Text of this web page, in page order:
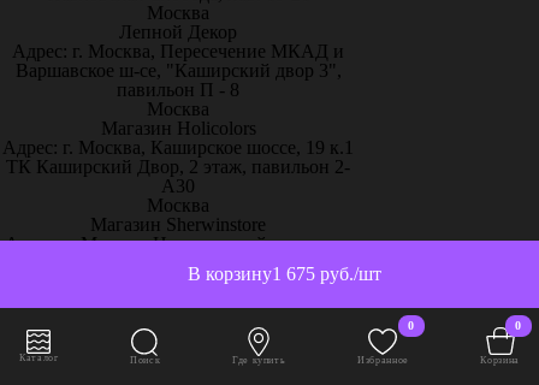
1 675 руб./шт
В корзину
Москва
Лепной Декор
Адрес: г. Москва, Пересечение МКАД и
Варшавское ш-се, "Каширский двор 3",
павильон П - 8
Москва
Магазин Holicolors
Адрес: г. Москва, Каширское шоссе, 19 к.1
ТК Каширский Двор, 2 этаж, павильон 2-
А30
Москва
Магазин Sherwinstore
Адрес: г. Москва, Нахимовский проспект,
24, павильон 3, блок 10с, место 130
Москва
ДТЦ "Ленинградский"
Москва
Каталог Поиск Где купить
0
Избранное
0
Корзина